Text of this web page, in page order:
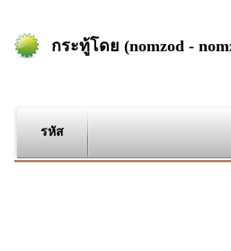
กระทู้โดย (nomzod -
รหัส